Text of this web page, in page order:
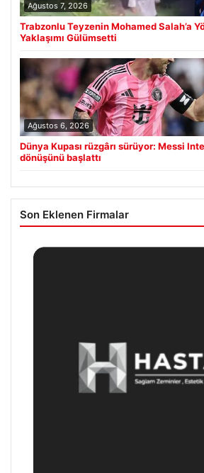
Ağustos 7, 2026
Trabzonlu Teyzenin Mohamed Salah’a
Yaklaşımı Gülümsetti
Ağustos 6, 2026
Dünya Kupası rüzgârı sürüyor: Messi
dönüşünü başlattı
Son Eklenen Firmalar